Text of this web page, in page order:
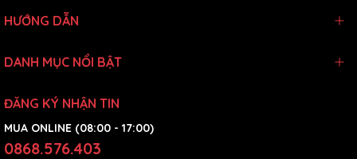
HƯỚNG DẪN
DANH MỤC NỔI BẬT
ĐĂNG KÝ NHẬN TIN
MUA ONLINE (08:00 - 17:00)
0868.576.403